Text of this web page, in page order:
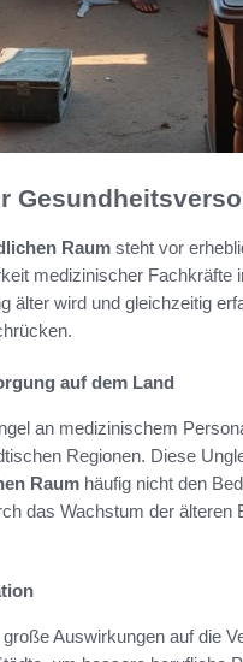
Raum steht vor
medizinischer
älter wird und gleichzeitig
auf dem Land
an medizinischem
Regionen. Diese
Raum häufig nicht den
das Wachstum der älteren
große Auswirkungen auf die